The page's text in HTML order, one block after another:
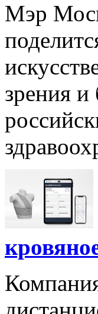
Мэр
зрения и